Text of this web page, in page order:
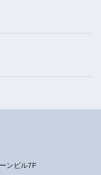
ンビル7F